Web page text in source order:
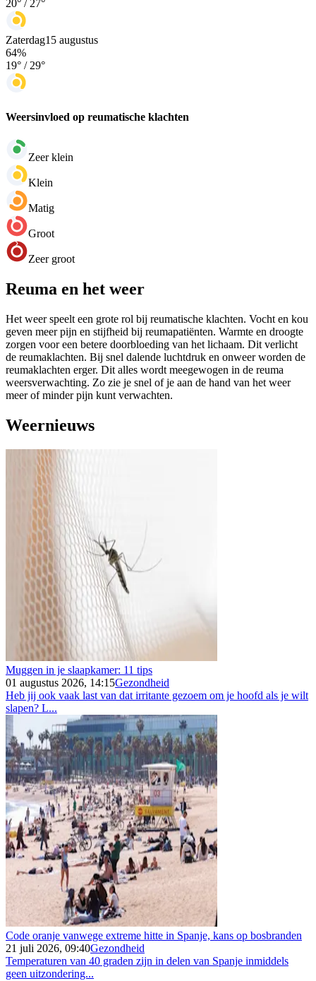
20° / 27°
Zaterdag15 augustus
64%
19° / 29°
Weersinvloed op reumatische klachten
Zeer klein
Klein
Matig
Groot
Zeer groot
Reuma en het weer
Het weer speelt een grote rol bij reumatische klachten. Vocht en kou
geven meer pijn en stijfheid bij reumapatiënten. Warmte en droogte
zorgen voor een betere doorbloeding van het lichaam. Dit verlicht
de reumaklachten. Bij snel dalende luchtdruk en onweer worden de
reumaklachten erger. Dit alles wordt meegewogen in de reuma
weersverwachting. Zo zie je snel of je aan de hand van het weer
meer of minder pijn kunt verwachten.
Weernieuws
Muggen in je slaapkamer: 11 tips
01 augustus 2026, 14:15Gezondheid
Heb jij ook vaak last van dat irritante gezoem om je hoofd als je wilt
slapen? L...
Code oranje vanwege extreme hitte in Spanje, kans op bosbranden
21 juli 2026, 09:40Gezondheid
Temperaturen van 40 graden zijn in delen van Spanje inmiddels
geen uitzondering...